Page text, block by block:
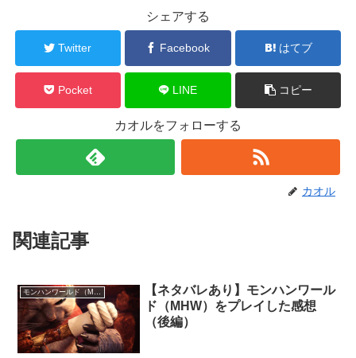
シェアする
Twitter Facebook はてブ
Pocket LINE コピー
カオルをフォローする
カオル
関連記事
モンハンワールド（MHW）
【ネタバレあり】モンハンワール
ド（MHW）をプレイした感想
（後編）